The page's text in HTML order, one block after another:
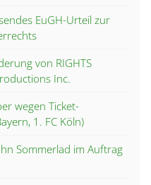
EuGH-Urteil zur
von RIGHTS
Inc.
wegen Ticket-
1. FC Köln)
Sommerlad im Auftrag